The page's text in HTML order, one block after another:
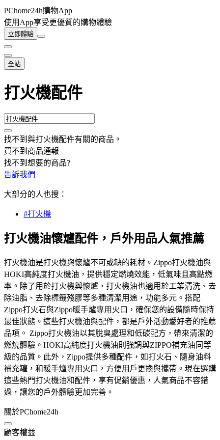
PChome24h購物App
使用App享受更優質的購物體驗
立即體驗
全站
打火機配件
找不到與打火機配件有關的商品 。
買不到商品通報
找不到想要的商品?
告訴我們
大部分的人也搜：
#打火機
打火機油懷爐配件，戶外用品人氣推薦
打火機油是打火機與懷爐不可或缺的耗材。Zippo打火機油與
HOKI高純度打火機油，提供穩定燃燒效能，低氣味且高點燃
率。除了用於打火機與懷爐，打火機油也適用於工業清洗、去
除油脂、去除標籤殘膠等多種清潔用途，功能多元。搭配
Zippo打火石與Zippo暖手爐專用火口，確保您的設備隨時保持
最佳狀態。這些打火機油與配件，都是戶外活動愛好者的推薦
品項。 Zippo打火機油以其脫臭處理和低碳配方，帶來清潔的
燃燒體驗。HOKI高純度打火機油則強調與ZIPPO補充油同等
級的品質。此外，Zippo提供多種配件，如打火石、隨身油料
補充罐，和暖手爐專用火口，方便用戶更換與攜帶。現在選購
這些熱門打火機油和配件，享有促銷優惠，人氣商品不容錯
過，讓您的戶外體驗更加完善。
關於PChome24h
顧客權益